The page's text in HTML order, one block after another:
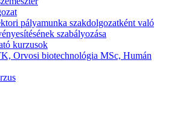
pályamunka szakdolgozatként való
szabályozása
kurzusok
Orvosi biotechnológia MSc, Humán